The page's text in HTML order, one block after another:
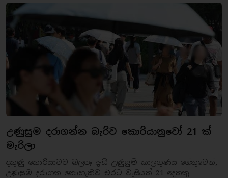
උණුසුම දරාගන්න බැරිව කොරියානුවෝ 21 ක්
මැරිලා
දකුණු කොරියාවට බලපෑ දැඩි උණුසුම් කාලගුණය හේතුවෙන්,
උණුසුම දරාගත නොහැකිව එරට වැසියන් 21 දෙනකු